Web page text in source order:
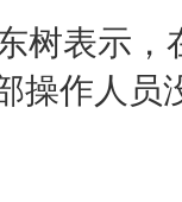
表示，
操作人